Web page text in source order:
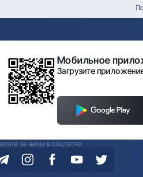
Мобильное
Загрузите
за нами в соцсетях